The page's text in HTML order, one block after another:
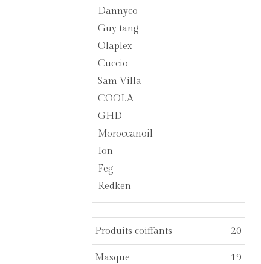
Dannyco
Guy tang
Olaplex
Cuccio
Sam Villa
COOLA
GHD
Moroccanoil
Ion
Feg
Redken
Produits coiffants 20
Masque 19